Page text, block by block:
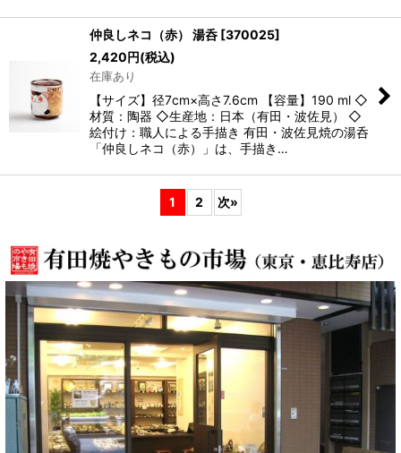
仲良しネコ（赤） 湯呑 [370025]
2,420円(税込)
在庫あり
【サイズ】径7cm×高さ7.6cm 【容量】190 ml ◇
材質：陶器 ◇生産地：日本（有田・波佐見） ◇
絵付け：職人による手描き 有田・波佐見焼の湯呑
「仲良しネコ（赤）」は、手描き…
1 2 次»